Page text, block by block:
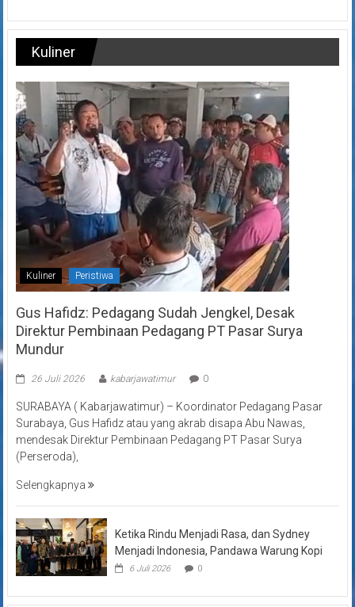
Kuliner
Kuliner Peristiwa
Gus Hafidz: Pedagang Sudah Jengkel, Desak
Direktur Pembinaan Pedagang PT Pasar Surya
Mundur
26 Juli 2026 kabarjawatimur 0
SURABAYA ( Kabarjawatimur) – Koordinator Pedagang Pasar
Surabaya, Gus Hafidz atau yang akrab disapa Abu Nawas,
mendesak Direktur Pembinaan Pedagang PT Pasar Surya
(Perseroda),
Selengkapnya
Ketika Rindu Menjadi Rasa, dan Sydney
Menjadi Indonesia, Pandawa Warung Kopi
6 Juli 2026 0